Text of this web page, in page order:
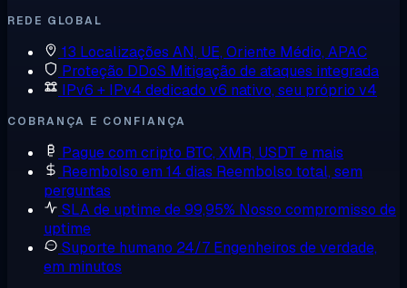
REDE GLOBAL
13 Localizações AN, UE, Oriente Médio, APAC
Proteção DDoS Mitigação de ataques integrada
IPv6 + IPv4 dedicado v6 nativo, seu próprio v4
COBRANÇA E CONFIANÇA
Pague com cripto BTC, XMR, USDT e mais
Reembolso em 14 dias Reembolso total, sem
perguntas
SLA de uptime de 99,95% Nosso compromisso de
uptime
Suporte humano 24/7 Engenheiros de verdade,
em minutos